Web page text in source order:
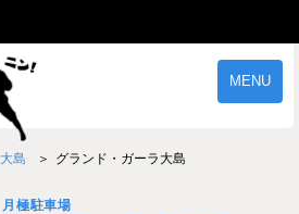
MENU
ご契約の流れ
大島 グランド・ガーラ大島
月極駐車場